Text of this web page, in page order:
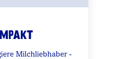
Milchliebhaber -